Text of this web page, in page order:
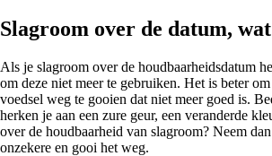
Slagroom over de datum,
Als je slagroom over de houdbaarheidsdatum
om deze niet meer te gebruiken. Het is beter
voedsel weg te gooien dat niet meer goed is.
herken je aan een zure geur, een veranderde
over de houdbaarheid van slagroom? Neem
onzekere en gooi het weg.